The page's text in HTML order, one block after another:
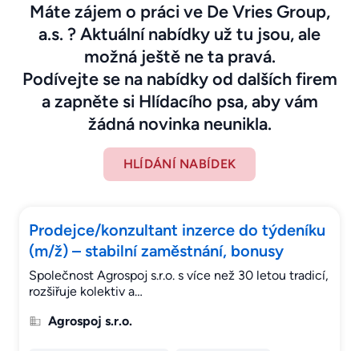
Máte zájem o práci ve De Vries Group,
a.s. ? Aktuální nabídky už tu jsou, ale
možná ještě ne ta pravá.
Podívejte se na nabídky od dalších firem
a zapněte si Hlídacího psa, aby vám
žádná novinka neunikla.
HLÍDÁNÍ NABÍDEK
Prodejce/konzultant inzerce do týdeníku
(m/ž) – stabilní zaměstnání, bonusy
Společnost Agrospoj s.r.o. s více než 30 letou tradicí,
rozšiřuje kolektiv a…
Agrospoj s.r.o.